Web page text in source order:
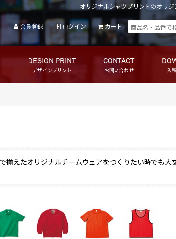
オリジナルシャツプリントのオリジ
DESIGN PRINT
デザインプリント
CONTACT
お問い合わせ 入
会員登録 ログイン カート
揃えたオリジナルチームウェアをつくりたい時でも大